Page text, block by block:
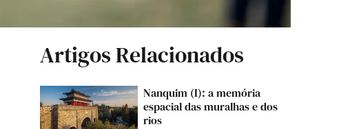
Artigos Relacionados
Nanquim (I): a memória
espacial das muralhas e dos
rios